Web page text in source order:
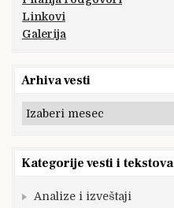
Linkovi
Galerija
Arhiva vesti
Arhiva
vesti
Kategorije vesti i tekstova
Analize i izveštaji